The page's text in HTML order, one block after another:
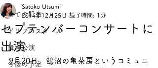
全ての記事
ドリプロスクール
舞台公演
今後の予定
セプテンバーコンサートに
出演
Satoko Utsumi
2014年12月25日 読了時間: 1分
9月20日、鵠沼の亀茶房というコミュニ